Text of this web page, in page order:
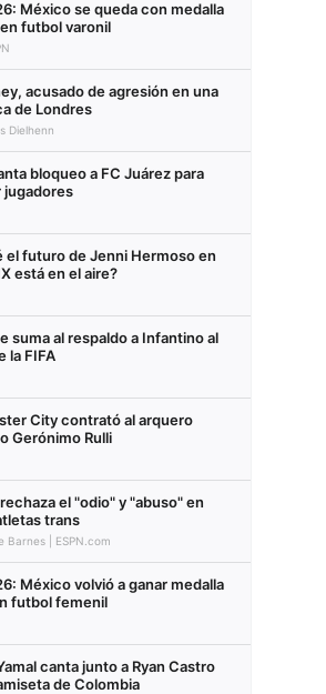
México se queda con medalla
futbol varonil
acusado de agresión en una
de Londres
Dielhenn
bloqueo a FC Juárez para
jugadores
el futuro de Jenni Hermoso en
está en el aire?
suma al respaldo a Infantino al
la FIFA
City contrató al arquero
Gerónimo Rulli
el "odio" y "abuso" en
trans
Barnes | ESPN.com
México volvió a ganar medalla
futbol femenil
canta junto a Ryan Castro
de Colombia